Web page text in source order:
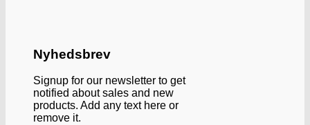
Nyhedsbrev
Signup for our newsletter to get
notified about sales and new
products. Add any text here or
remove it.